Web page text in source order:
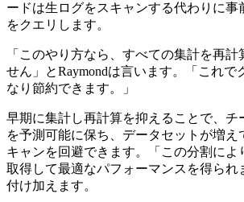
ードは生ログをスキャンする代わりに事
をクエリします。
「このやり方なら、すべての集計を再計
せん」とRaymondは言います。「これで
なり節約できます。」
早期に集計し再計算を抑えることで、チ
を予測可能に保ち、データセットが増え
キャンを回避できます。「この分割によ
取得して最適なパフォーマンスを得られ
付け加えます。